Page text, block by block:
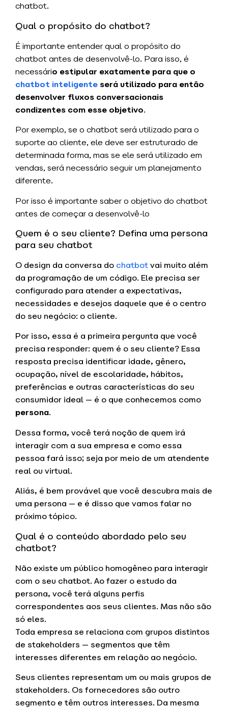
chatbot.
Qual o propósito do chatbot?
É importante entender qual o propósito do
chatbot antes de desenvolvê-lo. Para isso, é
necessário estipular exatamente para que o
chatbot inteligente será utilizado para então
desenvolver fluxos conversacionais
condizentes com esse objetivo.
Por exemplo, se o chatbot será utilizado para o
suporte ao cliente, ele deve ser estruturado de
determinada forma, mas se ele será utilizado em
vendas, será necessário seguir um planejamento
diferente.
Por isso é importante saber o objetivo do chatbot
antes de começara desenvolvê-lo
Quem é o seu cliente? Defina uma persona
para seu chatbot
O design da conversa do chatbotvai muito além
da programação de um código. Ele precisa ser
configurado para atender a expectativas,
necessidades e desejos daquele que é o centro
do seu negócio: o cliente.
Por isso, essa é a primeira pergunta que você
precisa responder: quem é o seu cliente? Essa
resposta precisa identificar idade, gênero,
ocupação, nível de escolaridade, hábitos,
preferências e outras características do seu
consumidor ideal — é o que conhecemos como
persona.
Dessa forma, você terá noção de quem irá
interagir com a sua empresa e como essa
pessoa fará isso; seja por meio de um atendente
real ou virtual.
Aliás, é bem provável que você descubra mais de
uma persona — e é disso que vamos falar no
próximo tópico.
Qual é o conteúdo abordado pelo seu
chatbot?
Não existe um público homogêneo para interagir
com o seu chatbot. Ao fazer o estudo da
persona, você terá alguns perfis
correspondentes aos seus clientes. Mas não são
só eles.
Toda empresa se relaciona com grupos distintos
de stakeholders — segmentos que têm
interesses diferentes em relação ao negócio.
Seus clientes representam um ou mais grupos de
stakeholders. Os fornecedores são outro
segmento e têm outros interesses. Da mesma